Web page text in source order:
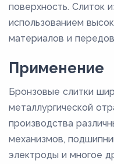
поверхность. Слиток
использованием
материалов и
Применение
Бронзовые слитки
металлургической
производства
механизмов,
электроды и многое